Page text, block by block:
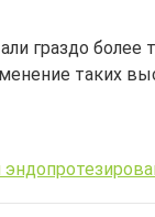
граздо
таких